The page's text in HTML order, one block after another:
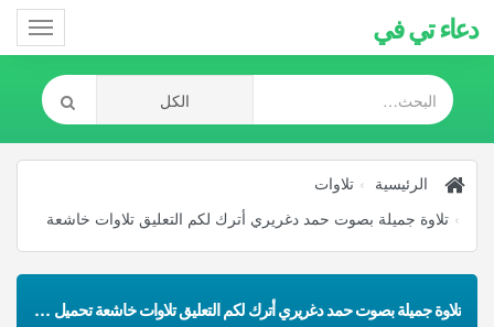
دعاء تي في
الرئيسية
تلاوات
تلاوة جميلة بصوت حمد دغريري أترك لكم التعليق تلاوات خاشعة
تلاوة جميلة بصوت حمد دغريري أترك لكم التعليق تلاوات خاشعة تحميل Mp3